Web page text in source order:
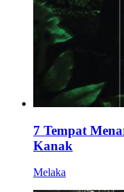
7 Tempat
Kanak
Melaka